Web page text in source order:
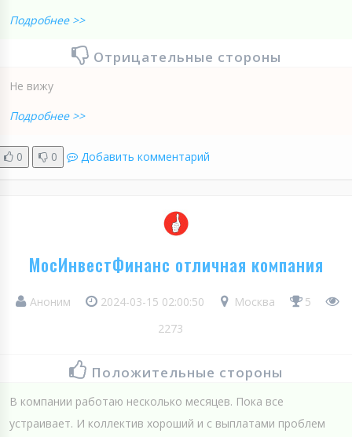
Подробнее >>
Отрицательные стороны
Не вижу
Подробнее >>
0 0 Добавить комментарий
МосИнвестФинанс отличная компания
Аноним 2024-03-15 02:00:50 Москва
5
2273
Положительные стороны
В компании работаю несколько месяцев. Пока все
устраивает. И коллектив хороший и с выплатами проблем